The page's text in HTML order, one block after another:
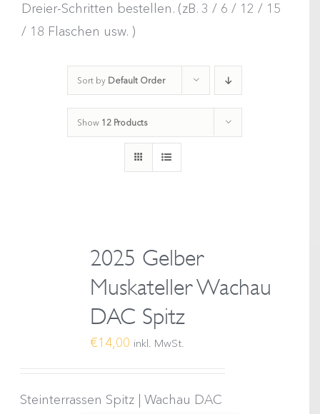
Dreier-Schritten bestellen. (zB. 3 / 6 / 12 / 15
/ 18 Flaschen usw. )
Sort by Default Order
Show 12 Products
2025 Gelber
Muskateller Wachau
DAC Spitz
€14,00 inkl. MwSt.
Steinterrassen Spitz | Wachau DAC